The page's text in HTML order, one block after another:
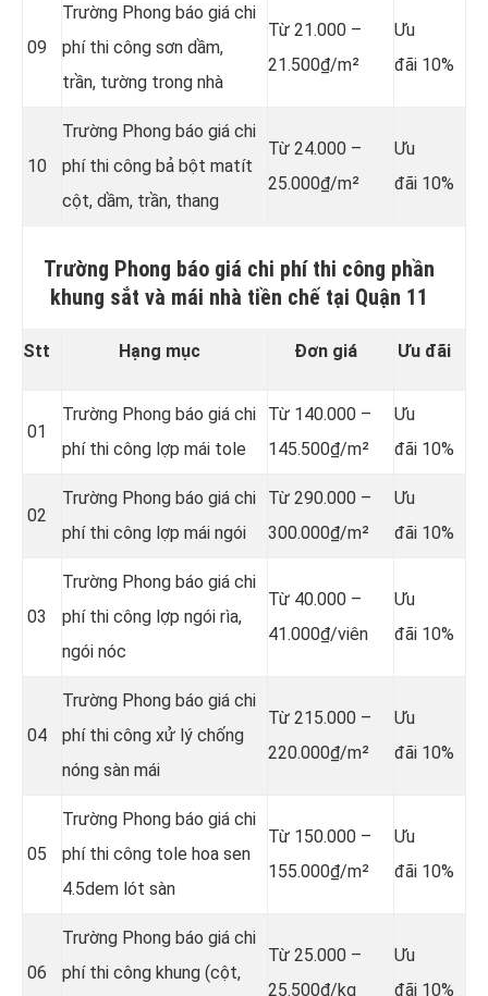
09
Trường Phong báo giá chi
phí thi công sơn dầm,
trần, tường trong nhà
Từ 21.000 –
21.500₫/m²
Ưu
đãi 10%
10
Trường Phong báo giá chi
phí thi công bả bột matít
cột, dầm, trần, thang
Từ 24.000 –
25.000₫/m²
Ưu
đãi 10%
Trường Phong báo giá chi phí thi công phần
khung sắt và mái nhà tiền chế tại Quận 11
Stt Hạng mục Đơn giá Ưu đãi
01
Trường Phong báo giá chi
phí thi công lợp mái tole
Từ 140.000 –
145.500₫/m²
Ưu
đãi 10%
02
Trường Phong báo giá chi
phí thi công lợp mái ngói
Từ 290.000 –
300.000₫/m²
Ưu
đãi 10%
03
Trường Phong báo giá chi
phí thi công lợp ngói rìa,
ngói nóc
Từ 40.000 –
41.000₫/viên
Ưu
đãi 10%
04
Trường Phong báo giá chi
phí thi công xử lý chống
nóng sàn mái
Từ 215.000 –
220.000₫/m²
Ưu
đãi 10%
05
Trường Phong báo giá chi
phí thi công tole hoa sen
4.5dem lót sàn
Từ 150.000 –
155.000₫/m²
Ưu
đãi 10%
06
Trường Phong báo giá chi
phí thi công khung (cột,
Từ 25.000 –
25.500₫/kg
Ưu
đãi 10%